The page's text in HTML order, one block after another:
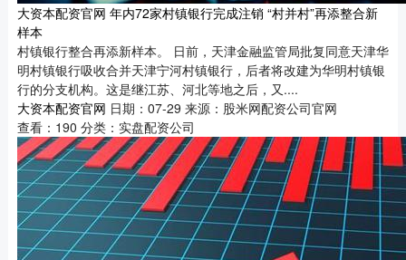
大资本配资官网 年内72家村镇银行完成注销 “村并村”再添整合新
样本
村镇银行整合再添新样本。 日前，天津金融监管局批复同意天津华
明村镇银行吸收合并天津宁河村镇银行，后者将改建为华明村镇银
行的分支机构。这是继江苏、河北等地之后，又....
大资本配资官网 日期：07-29 来源：股米网配资公司官网
查看： 190 分类： 实盘配资公司